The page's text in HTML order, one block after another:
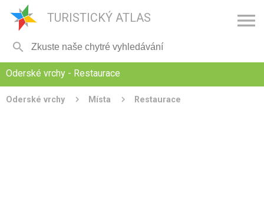
TURISTICKÝ ATLAS 

Oderské vrchy - Restaurace
Oderské vrchy Místa Restaurace